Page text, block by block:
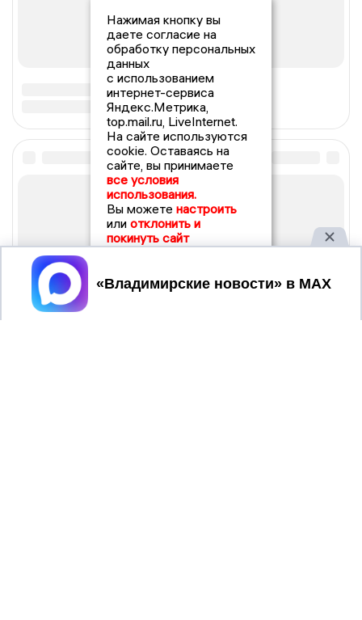
Нажимая кнопку вы
даете согласие на
обработку персональных
данных
с использованием
интернет-сервиса
Яндекс.Метрика,
top.mail.ru, LiveInternet.
На сайте используются
cookie. Оставаясь на
сайте, вы принимаете
все условия
использования.
Вы можете настроить
или отклонить и
покинуть сайт
Принять